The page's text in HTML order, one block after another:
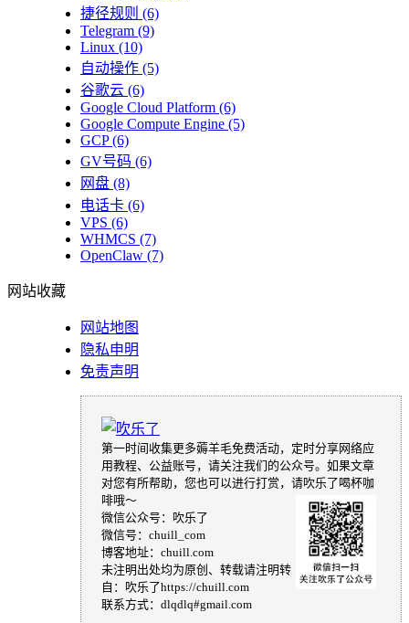
捷径规则 (6)
Telegram (9)
Linux (10)
自动操作 (5)
谷歌云 (6)
Google Cloud Platform (6)
Google Compute Engine (5)
GCP(6)
GV号码 (6)
网盘 (8)
电话卡 (6)
VPS (6)
WHMCS (7)
OpenClaw (7)
网站收藏
网站地图
隐私申明
免责声明
第一时间收集更多薅羊毛免费活动，定时分享网络应
用教程、公益账号，请关注我们的公众号。如果文章
对您有所帮助，您也可以进行打赏，请吹乐了喝杯咖
啡哦～
微信公众号：吹乐了
微信号：chuill_com
博客地址：chuill.com
未注明出处均为原创、转载请注明转
自：吹乐了https://chuill.com
联系方式：dlqdlq#gmail.com